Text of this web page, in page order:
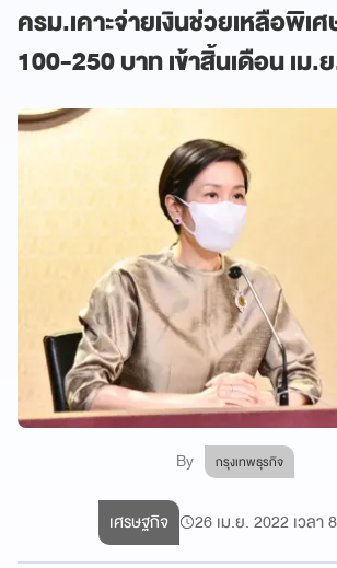
ครม.เคาะจ่ายเงินช่วยเหลือพิเ
100-250 บาท เข้าสิ้นเดือน เม.
By กรุงเทพธุรกิจ
เศรษฐกิจ 26 เม.ย. 2022 เวลา